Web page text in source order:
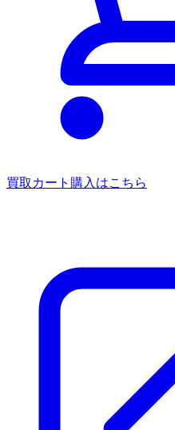
買取カート 購入はこちら